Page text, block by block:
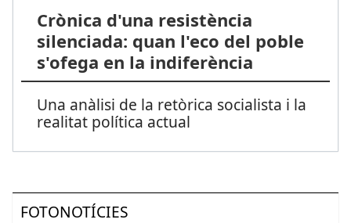
Crònica d'una resistència
silenciada: quan l'eco del poble
s'ofega en la indiferència
Una anàlisi de la retòrica socialista i la
realitat política actual
FOTONOTÍCIES